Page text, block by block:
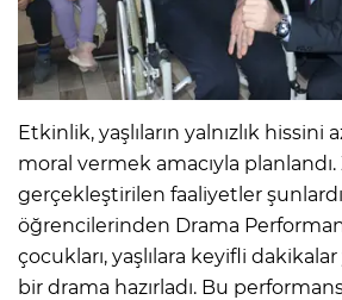
Etkinlik, yaşlıların yalnızlık hissini
moral vermek amacıyla planlandı.
gerçekleştirilen faaliyetler
öğrencilerinden Drama
çocukları, yaşlılara keyifli
bir drama hazırladı. Bu